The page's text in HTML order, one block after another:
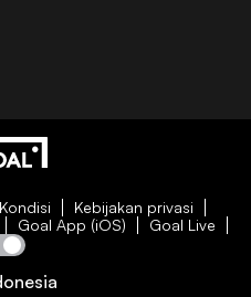
Kebijakan privasi
Goal App (iOS) Goal Live